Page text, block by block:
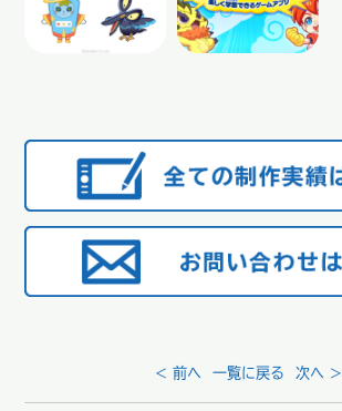
< 前へ 一覧に戻る 次へ >